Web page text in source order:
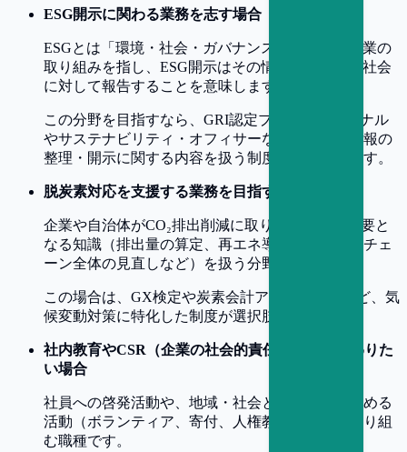
ESG開示に関わる業務を志す場合
ESGとは「環境・社会・ガバナンス」に関する企業の
取り組みを指し、ESG開示はその情報を投資家や社会
に対して報告することを意味します。
この分野を目指すなら、GRI認定プロフェッショナル
やサステナビリティ・オフィサーなど、非財務情報の
整理・開示に関する内容を扱う制度が適しています。
脱炭素対応を支援する業務を目指す場合
企業や自治体がCO₂排出削減に取り組むうえで必要と
なる知識（排出量の算定、再エネ導入、サプライチェ
ーン全体の見直しなど）を扱う分野です。
この場合は、GX検定や炭素会計アドバイザーなど、気
候変動対策に特化した制度が選択肢となります。
社内教育やCSR（企業の社会的責任）推進に携わりた
い場合
社員への啓発活動や、地域・社会との関わりを強める
活動（ボランティア、寄付、人権教育など）に取り組
む職種です。